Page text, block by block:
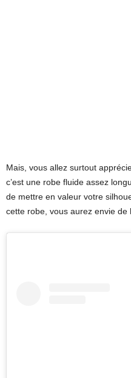
Mais, vous allez surtout
c’est une robe fluide assez
de mettre en valeur votre
cette robe, vous aurez envie de